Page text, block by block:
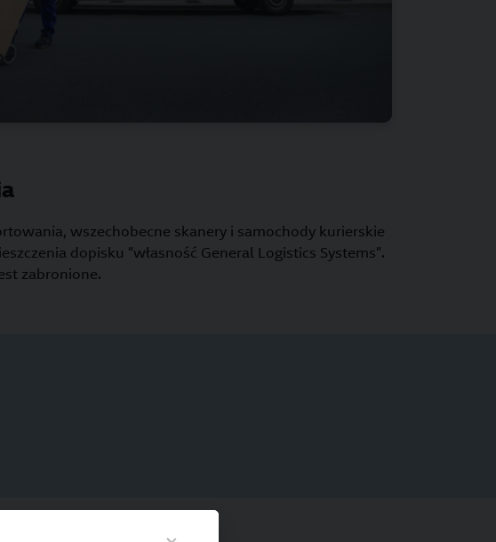
wszechobecne skanery i samochody kurierskie
dopisku “własność General Logistics Systems”.
zabronione.